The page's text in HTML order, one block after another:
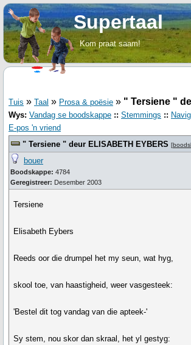
Supertaal
Kom praat saam!
Tuis » Taal » Prosa & poësie » " Tersiene "
Wys: Vandag se boodskappe :: Stemmings ::
E-pos 'n vriend
" Tersiene " deur ELISABETH EYBERS [
bouer
Boodskappe: 4784
Geregistreer: Desember 2003
Tersiene
Elisabeth Eybers
Reeds oor die drumpel het my seun, wat hyg,
skool toe, van haastigheid, weer vasgesteek:
'Bestel dit tog vandag van die apteek-'
Sy stem, nou skor dan skraal, het yl gestyg: